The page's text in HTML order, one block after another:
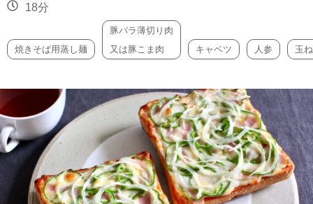
18分
焼きそば用蒸し麺
豚バラ薄切り肉
又は豚こま肉
キャベツ 人参 玉